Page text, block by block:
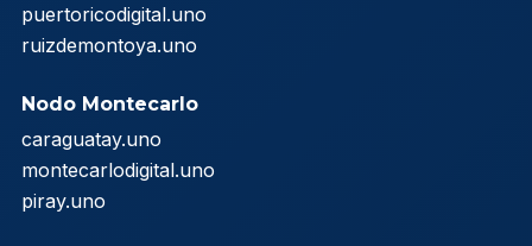
puertoricodigital.uno
ruizdemontoya.uno
Nodo Montecarlo
caraguatay.uno
montecarlodigital.uno
piray.uno